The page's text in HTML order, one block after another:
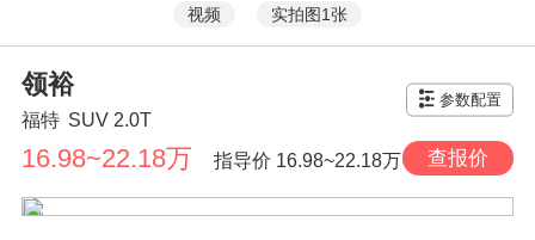
视频 实拍图1张
领裕
福特 SUV 2.0T
参数配置
16.98~22.18万 指导价 16.98~22.18万 查报价